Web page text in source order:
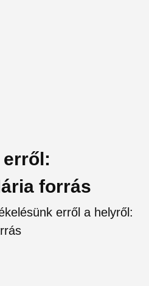
erről:
forrás
erről a helyről: